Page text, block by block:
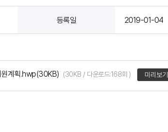
등록일 2019-01-04
원계획.hwp(30KB) (30KB / 다운로드:168회 ) 미리보기